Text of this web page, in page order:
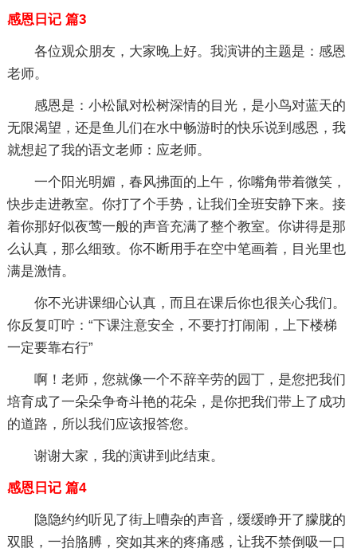
感恩日记 篇3
各位观众朋友，大家晚上好。我演讲的主题是：感恩
老师。
感恩是：小松鼠对松树深情的目光，是小鸟对蓝天的
无限渴望，还是鱼儿们在水中畅游时的快乐说到感恩，我
就想起了我的语文老师：应老师。
一个阳光明媚，春风拂面的上午，你嘴角带着微笑，
快步走进教室。你打了个手势，让我们全班安静下来。接
着你那好似夜莺一般的声音充满了整个教室。你讲得是那
么认真，那么细致。你不断用手在空中笔画着，目光里也
满是激情。
你不光讲课细心认真，而且在课后你也很关心我们。
你反复叮咛：“下课注意安全，不要打打闹闹，上下楼梯
一定要靠右行”
啊！老师，您就像一个不辞辛劳的园丁，是您把我们
培育成了一朵朵争奇斗艳的花朵，是你把我们带上了成功
的道路，所以我们应该报答您。
谢谢大家，我的演讲到此结束。
感恩日记 篇4
隐隐约约听见了街上嘈杂的声音，缓缓睁开了朦胧的
双眼，一抬胳膊，突如其来的疼痛感，让我不禁倒吸一口